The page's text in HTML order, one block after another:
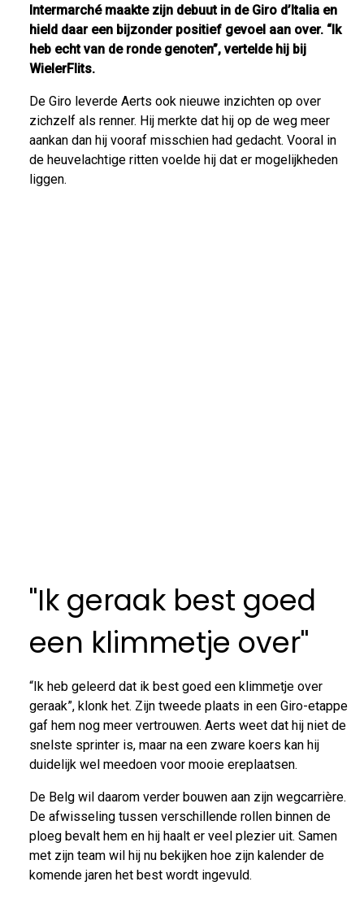
Intermarché maakte zijn debuut in de Giro d’Italia en
hield daar een bijzonder positief gevoel aan over. “Ik
heb echt van de ronde genoten”, vertelde hij bij
WielerFlits.
De Giro leverde Aerts ook nieuwe inzichten op over
zichzelf als renner. Hij merkte dat hij op de weg meer
aankan dan hij vooraf misschien had gedacht. Vooral in
de heuvelachtige ritten voelde hij dat er mogelijkheden
liggen.
"Ik geraak best goed
een klimmetje over"
“Ik heb geleerd dat ik best goed een klimmetje over
geraak”, klonk het. Zijn tweede plaats in een Giro-etappe
gaf hem nog meer vertrouwen. Aerts weet dat hij niet de
snelste sprinter is, maar na een zware koers kan hij
duidelijk wel meedoen voor mooie ereplaatsen.
De Belg wil daarom verder bouwen aan zijn wegcarrière.
De afwisseling tussen verschillende rollen binnen de
ploeg bevalt hem en hij haalt er veel plezier uit. Samen
met zijn team wil hij nu bekijken hoe zijn kalender de
komende jaren het best wordt ingevuld.